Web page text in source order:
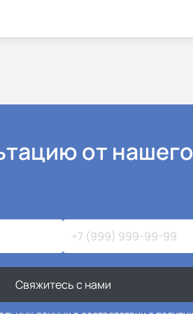
от нашего
Свяжитесь с нами